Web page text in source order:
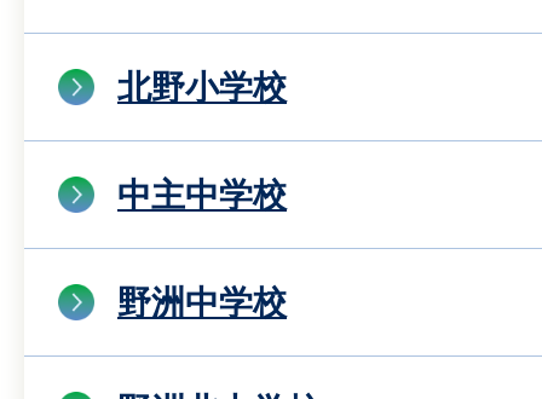
北野小学校
中主中学校
野洲中学校